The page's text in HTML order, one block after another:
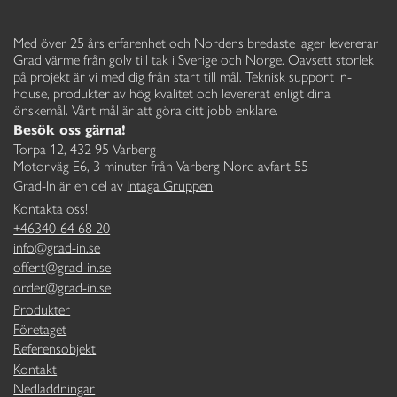
Med över 25 års erfarenhet och Nordens bredaste lager levererar
Grad värme från golv till tak i Sverige och Norge. Oavsett storlek
på projekt är vi med dig från start till mål. Teknisk support in-
house, produkter av hög kvalitet och levererat enligt dina
önskemål. Vårt mål är att göra ditt jobb enklare.
Besök oss gärna!
Torpa 12, 432 95 Varberg
Motorväg E6, 3 minuter från Varberg Nord avfart 55
Grad-In är en del av Intaga Gruppen
Kontakta oss!
+46340-64 68 20
info@grad-in.se
offert@grad-in.se
order@grad-in.se
Produkter
Företaget
Referensobjekt
Kontakt
Nedladdningar